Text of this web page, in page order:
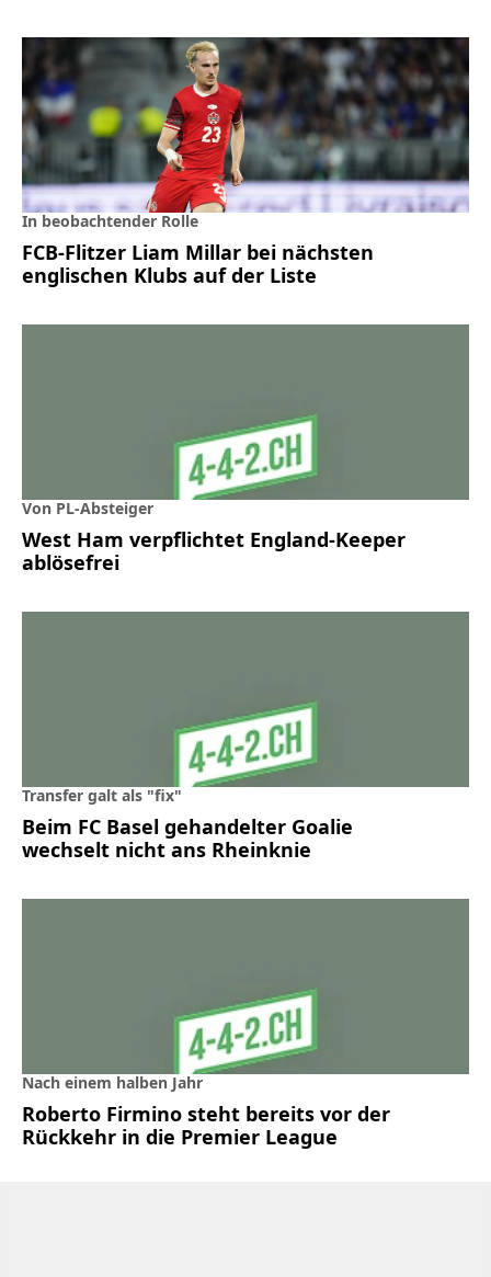
In beobachtender Rolle
FCB-Flitzer Liam Millar bei nächsten
englischen Klubs auf der Liste
Von PL-Absteiger
West Ham verpflichtet England-Keeper
ablösefrei
Transfer galt als "fix"
Beim FC Basel gehandelter Goalie
wechselt nicht ans Rheinknie
Nach einem halben Jahr
Roberto Firmino steht bereits vor der
Rückkehr in die Premier League